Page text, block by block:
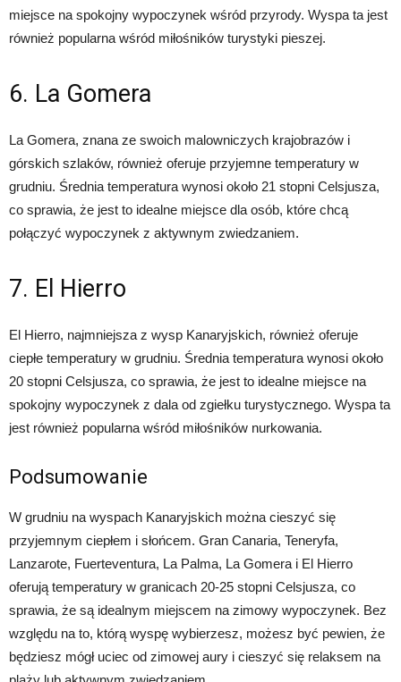
miejsce na spokojny wypoczynek wśród przyrody. Wyspa ta jest
również popularna wśród miłośników turystyki pieszej.
6. La Gomera
La Gomera, znana ze swoich malowniczych krajobrazów i
górskich szlaków, również oferuje przyjemne temperatury w
grudniu. Średnia temperatura wynosi około 21 stopni Celsjusza,
co sprawia, że jest to idealne miejsce dla osób, które chcą
połączyć wypoczynek z aktywnym zwiedzaniem.
7. El Hierro
El Hierro, najmniejsza z wysp Kanaryjskich, również oferuje
ciepłe temperatury w grudniu. Średnia temperatura wynosi około
20 stopni Celsjusza, co sprawia, że jest to idealne miejsce na
spokojny wypoczynek z dala od zgiełku turystycznego. Wyspa ta
jest również popularna wśród miłośników nurkowania.
Podsumowanie
W grudniu na wyspach Kanaryjskich można cieszyć się
przyjemnym ciepłem i słońcem. Gran Canaria, Teneryfa,
Lanzarote, Fuerteventura, La Palma, La Gomera i El Hierro
oferują temperatury w granicach 20-25 stopni Celsjusza, co
sprawia, że są idealnym miejscem na zimowy wypoczynek. Bez
względu na to, którą wyspę wybierzesz, możesz być pewien, że
będziesz mógł uciec od zimowej aury i cieszyć się relaksem na